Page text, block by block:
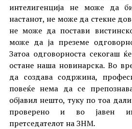
интелигенција не може да
настанот, не може да стекне
не може да постави
може да ја преземе
Затоа одговорноста секогаш
остане наша новинарска. Во
да создава содржина,
повеќе нема да се
објавил нешто, туку по тоа
проверено и во јавен
претседателот на ЗНМ.